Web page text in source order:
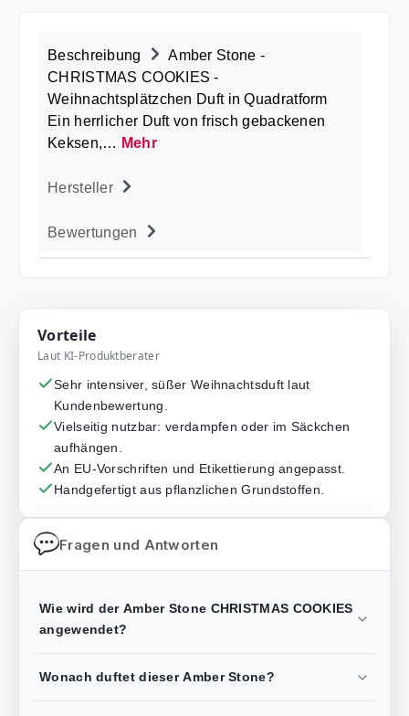
Beschreibung
Amber Stone -
CHRISTMAS COOKIES -
Weihnachtsplätzchen Duft in Quadratform
Ein herrlicher Duft von frisch gebackenen
Keksen,… Mehr
Hersteller
Bewertungen
Vorteile
Laut KI-Produktberater
Sehr intensiver, süßer Weihnachtsduft laut
Kundenbewertung.
Vielseitig nutzbar: verdampfen oder im Säckchen
aufhängen.
An EU-Vorschriften und Etikettierung angepasst.
Handgefertigt aus pflanzlichen Grundstoffen.
Fragen und Antworten
Wie wird der Amber Stone CHRISTMAS COOKIES
angewendet?
Wonach duftet dieser Amber Stone?